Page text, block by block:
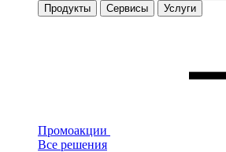
Продукты Сервисы Услуги
Промоакции
Все решения